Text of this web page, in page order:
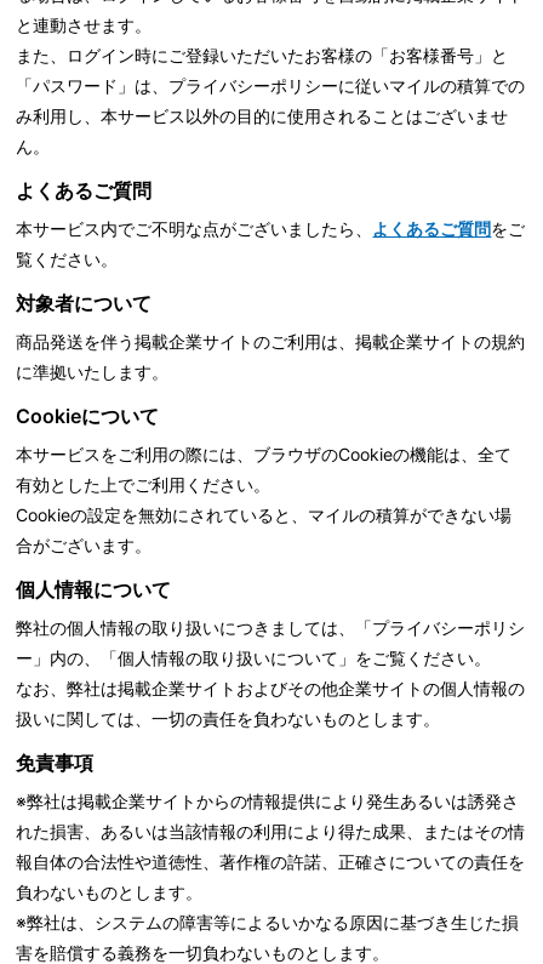
と連動させます。
また、ログイン時にご登録いただいたお客様の「お客様番号」と
「パスワード」は、 プライバシーポリシーに従いマイルの積算での
み利用し、本サービス以外の目的に使用されることはございませ
ん。
よくあるご質問
本サービス内でご不明な点がございましたら、 よくあるご質問をご
覧ください。
対象者について
商品発送を伴う掲載企業サイトのご利用は、掲載企業サイトの規約
に準拠いたします。
Cookieについて
本サービスをご利用の際には、ブラウザのCookieの機能は、全て
有効とした上でご利用ください。
Cookieの設定を無効にされていると、マイルの積算ができない場
合がございます。
個人情報について
弊社の個人情報の取り扱いにつきましては、「プライバシーポリシ
ー」内の、「個人情報の取り扱いについて」をご覧ください。
なお、弊社は掲載企業サイトおよびその他企業サイトの個人情報の
扱いに関しては、一切の責任を負わないものとします。
免責事項
※弊社は掲載企業サイトからの情報提供により発生あるいは誘発さ
れた損害、あるいは当該情報の利用により得た成果、またはその情
報自体の合法性や道徳性、著作権の許諾、正確さについての責任を
負わないものとします。
※弊社は、システムの障害等によるいかなる原因に基づき生じた損
害を賠償する義務を一切負わないものとします。